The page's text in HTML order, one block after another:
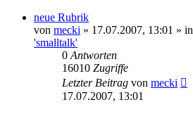
neue Rubrik
von mecki » 17.07.2007, 13:01 » in
'smalltalk'
0 Antworten
16010 Zugriffe
Letzter Beitrag von mecki
17.07.2007, 13:01